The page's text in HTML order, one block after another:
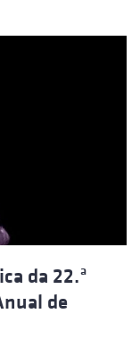
da 22.ª
de